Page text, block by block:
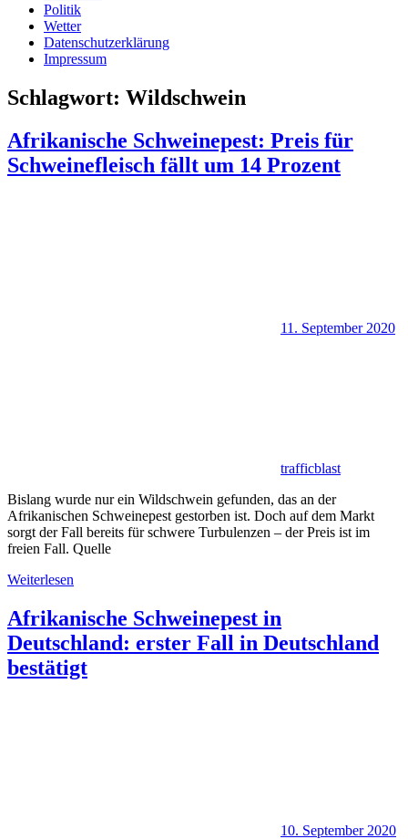
Politik
Wetter
Datenschutzerklärung
Impressum
Schlagwort: Wildschwein
Afrikanische Schweinepest: Preis für
Schweinefleisch fällt um 14 Prozent
11. September 2020
trafficblast
Bislang wurde nur ein Wildschwein gefunden, das an der
Afrikanischen Schweinepest gestorben ist. Doch auf dem Markt
sorgt der Fall bereits für schwere Turbulenzen – der Preis ist im
freien Fall. Quelle
Weiterlesen
Afrikanische Schweinepest in
Deutschland: erster Fall in Deutschland
bestätigt
10. September 2020